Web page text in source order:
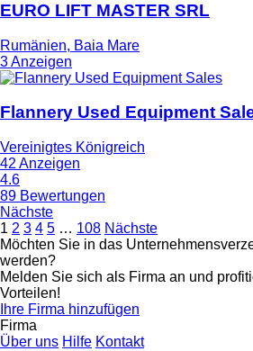
EURO LIFT MASTER SRL
Rumänien, Baia Mare
3 Anzeigen
Flannery Used Equipment
Vereinigtes Königreich
42 Anzeigen
4.6
89 Bewertungen
Nächste
1 2 3 4 5 … 108 Nächste
Möchten Sie in das
werden?
Melden Sie sich als Firma an und
Vorteilen!
Ihre Firma hinzufügen
Firma
Über uns Hilfe Kontakt